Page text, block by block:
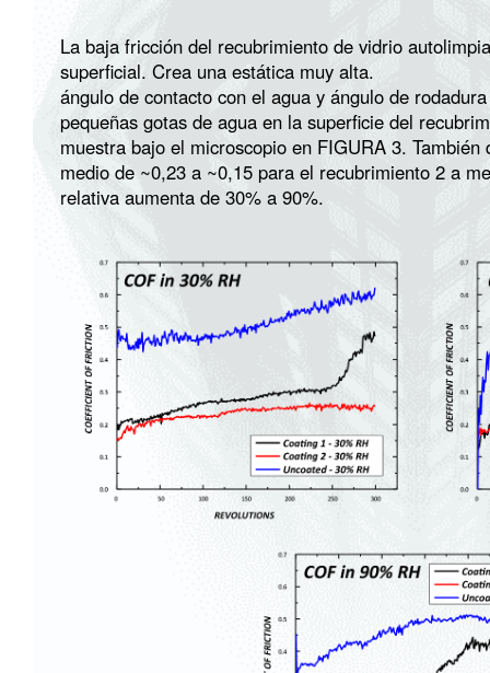
La baja fricción del recubrimiento de vidrio
superficial. Crea una estática muy alta.
ángulo de contacto con el agua y ángulo de
pequeñas gotas de agua en la superficie del
muestra bajo el microscopio en FIGURA 3. También
medio de ~0,23 a ~0,15 para el recubrimiento 2 a
relativa aumenta de 30% a 90%.